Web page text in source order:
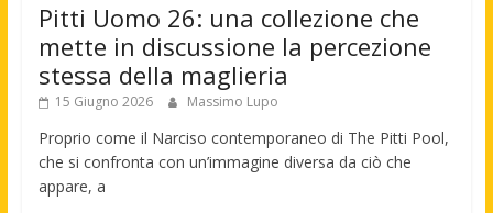
Pitti Uomo 26: una collezione che
mette in discussione la percezione
stessa della maglieria
15 Giugno 2026 Massimo Lupo
Proprio come il Narciso contemporaneo di The Pitti Pool,
che si confronta con un’immagine diversa da ciò che
appare, a